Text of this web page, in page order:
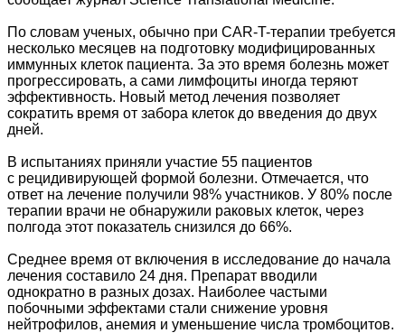
По словам ученых, обычно при CAR-T-терапии требуется
несколько месяцев на подготовку модифицированных
иммунных клеток пациента. За это время болезнь может
прогрессировать, а сами лимфоциты иногда теряют
эффективность. Новый метод лечения позволяет
сократить время от забора клеток до введения до двух
дней.
В испытаниях приняли участие 55 пациентов
с рецидивирующей формой болезни. Отмечается, что
ответ на лечение получили 98% участников. У 80% после
терапии врачи не обнаружили раковых клеток, через
полгода этот показатель снизился до 66%.
Среднее время от включения в исследование до начала
лечения составило 24 дня. Препарат вводили
однократно в разных дозах. Наиболее частыми
побочными эффектами стали снижение уровня
нейтрофилов, анемия и уменьшение числа тромбоцитов.